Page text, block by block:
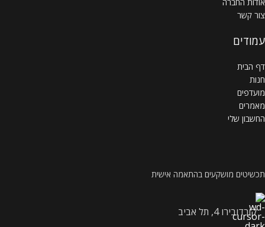
צור קשר
עמודים
דף הבית
חנות
מועדפים
מאמרים
החשבון שלי
תכשיטים מושקעים בהתאמה אישית
קורדובירו 4, תל אביב